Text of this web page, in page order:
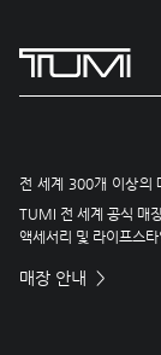
전 세계 300개 이상의
TUMI 전 세계 공식 매
액세서리 및 라이프스
매장 안내